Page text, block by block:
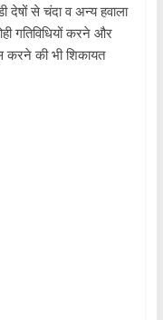
देषों से चंदा व अन्य हवाला
गतिविधियों करने और
करने की भी शिकायत